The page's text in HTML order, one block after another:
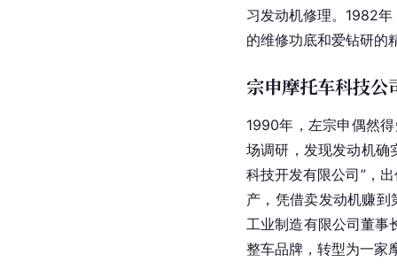
习发动机修理。1982
的维修功底和爱钻研的
宗申摩托车科技公
1990年，左宗申偶然
场调研，发现发动机确
科技开发有限公司”，
产，凭借卖发动机赚到
工业制造有限公司董事
整车品牌，转型为一家